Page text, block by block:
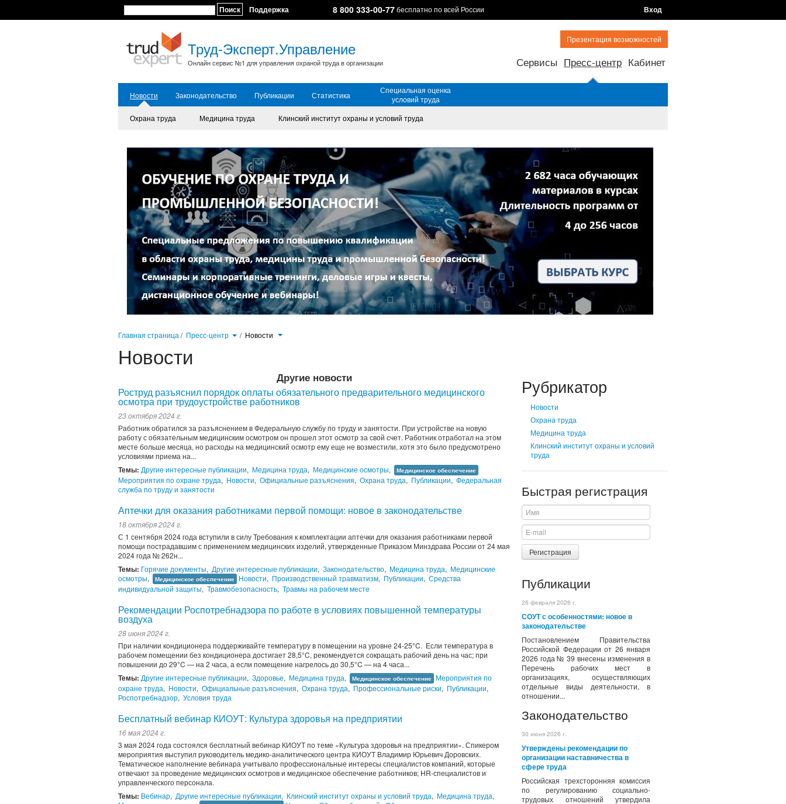
Поиск Поддержка 8 800 333-00-77бесплатно по всей России Вход
Труд-Эксперт.Управление
Онлайн сервис №1 для управления охраной труда в организации
Презентация возможностей
Сервисы Пресс-центр Кабинет
Новости Законодательство Публикации Статистика
Специальная оценка
условий труда
Охрана труда
Медицина труда Клинский институт охраны и условий труда
Главная страница / Пресс-центр / Новости
Новости
Рубрикатор
Новости
Охрана труда
Медицина труда
Клинский институт охраны и условий
труда
Быстрая регистрация
Регистрация
Публикации
26 февраля 2026 г.
СОУТ с особенностями: новое в
законодательстве
Постановлением Правительства
Российской Федерации от 26 января
2026 года № 39 внесены изменения в
Перечень рабочих мест в
организациях, осуществляющих
отдельные виды деятельности, в
отношении...
Законодательство
30 июня 2026 г.
Утверждены рекомендации по
организации наставничества в
сфере труда
Российская трехсторонняя комиссия
по регулированию социально-
трудовых отношений утвердила
Другие новости
Роструд разъяснил порядок оплаты обязательного предварительного медицинского
осмотра при трудоустройстве работников
23 октября 2024 г.
Работник обратился за разъяснением в Федеральную службу по труду и занятости. При устройстве на новую
работу с обязательным медицинским осмотром он прошел этот осмотр за свой счет. Работник отработал на этом
месте больше месяца, но расходы на медицинский осмотр ему еще не возместили, хотя это было предусмотрено
условиями приема на...
Темы: Другие интересные публикации, Медицина труда, Медицинские осмотры, Медицинское обеспечение
Мероприятия по охране труда, Новости, Официальные разъяснения, Охрана труда, Публикации, Федеральная
служба по труду и занятости
Аптечки для оказания работниками первой помощи: новое в законодательстве
18 октября 2024 г.
С 1 сентября 2024 года вступили в силу Требования к комплектации аптечки для оказания работниками первой
помощи пострадавшим с применением медицинских изделий, утвержденные Приказом Минздрава России от 24 мая
2024 года № 262н...
Темы: Горячие документы, Другие интересные публикации, Законодательство, Медицина труда, Медицинские
осмотры, Медицинское обеспечение Новости, Производственный травматизм, Публикации, Средства
индивидуальной защиты, Травмобезопасность, Травмы на рабочем месте
Рекомендации Роспотребнадзора по работе в условиях повышенной температуры
воздуха
28 июня 2024 г.
При наличии кондиционера поддерживайте температуру в помещении на уровне 24-25°C. Если температура в
рабочем помещении без кондиционера достигает 28,5°C, рекомендуется сокращать рабочий день на час; при
повышении до 29°C — на 2 часа, а если помещение нагрелось до 30,5°C — на 4 часа...
Темы: Другие интересные публикации, Здоровье, Медицина труда, Медицинское обеспечение Мероприятия по
охране труда, Новости, Официальные разъяснения, Охрана труда, Профессиональные риски, Публикации,
Роспотребнадзор, Условия труда
Бесплатный вебинар КИОУТ: Культура здоровья на предприятии
16 мая 2024 г.
3 мая 2024 года состоялся бесплатный вебинар КИОУТ по теме «Культура здоровья на предприятии». Спикером
мероприятия выступил руководитель медико-аналитического центра КИОУТ Владимир Юрьевич Доровских.
Тематическое наполнение вебинара учитывало профессиональные интересы специалистов компаний, которые
отвечают за проведение медицинских осмотров и медицинское обеспечение работников; HR-специалистов и
управленческого персонала.
Темы: Вебинар, Другие интересные публикации, Клинский институт охраны и условий труда, Медицина труда,